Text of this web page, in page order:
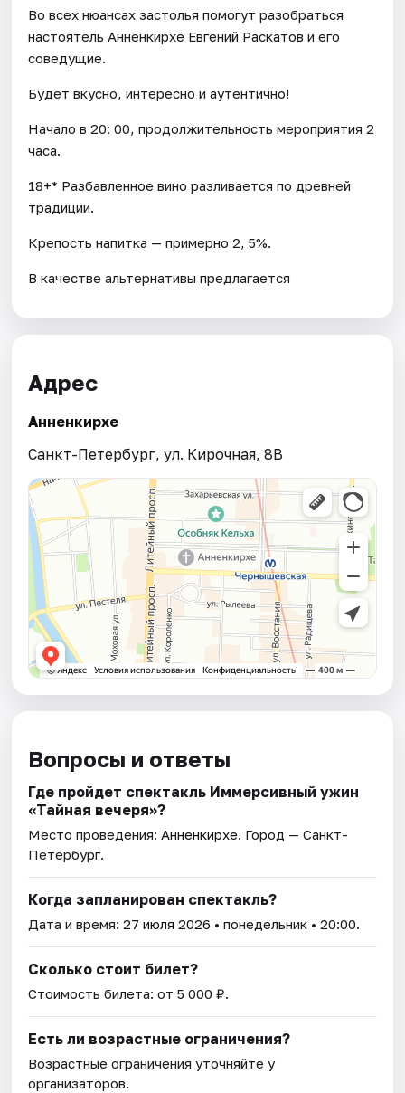
Во всех нюансах застолья помогут разобраться
настоятель Анненкирхе Евгений Раскатов и его
соведущие.
Будет вкусно, интересно и аутентично!
Начало в 20: 00, продолжительность мероприятия 2
часа.
18+* Разбавленное вино разливается по древней
традиции.
Крепость напитка — примерно 2, 5%.
В качестве альтернативы предлагается
Адрес
Анненкирхе
Санкт-Петербург, ул. Кирочная, 8B
Вопросы и ответы
Где пройдет спектакль Иммерсивный ужин
«Тайная вечеря»?
Место проведения:Анненкирхе. Город — Санкт-
Петербург.
Когда запланирован спектакль?
Дата и время:27 июля 2026 • понедельник • 20:00.
Сколько стоит билет?
Стоимость билета: от 5 000 ₽.
Есть ли возрастные ограничения?
Возрастные ограничения уточняйте у
организаторов.